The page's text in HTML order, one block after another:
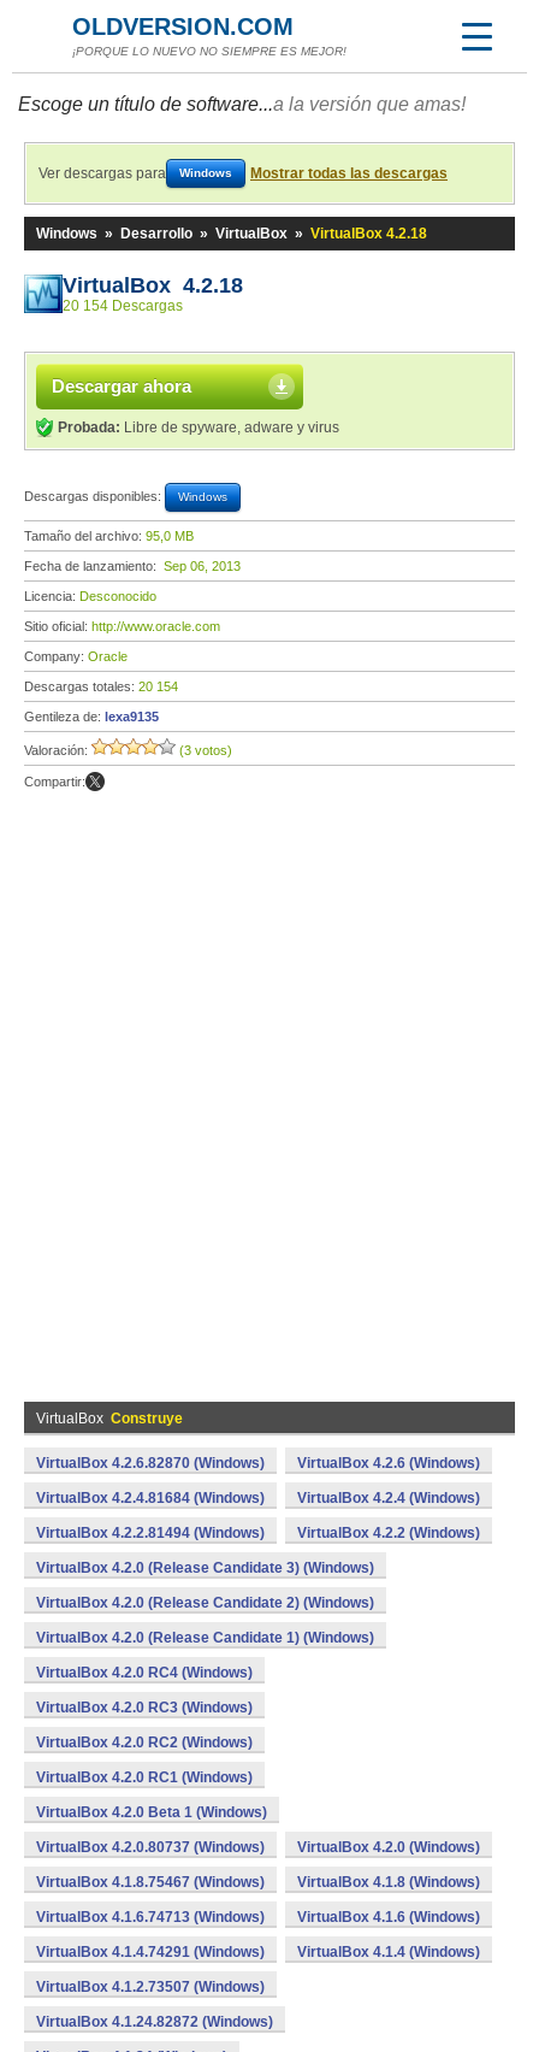
OLDVERSION.COM
¡PORQUE LO NUEVO NO SIEMPRE ES MEJOR!
Escoge un título de software...a la versión que amas!
Ver descargas para Windows Mostrar todas las descargas
Windows » Desarrollo » VirtualBox » VirtualBox 4.2.18
VirtualBox 4.2.18
20 154 Descargas
Descargar ahora
Probada: Libre de spyware, adware y virus
Descargas disponibles: Windows
Tamaño del archivo: 95,0 MB
Fecha de lanzamiento: Sep 06, 2013
Licencia: Desconocido
Sitio oficial: http://www.oracle.com
Company: Oracle
Descargas totales: 20 154
Gentileza de: lexa9135
Valoración: (3 votos)
Compartir:
VirtualBox Construye
VirtualBox 4.2.6.82870 (Windows) VirtualBox 4.2.6 (Windows)
VirtualBox 4.2.4.81684 (Windows) VirtualBox 4.2.4 (Windows)
VirtualBox 4.2.2.81494 (Windows) VirtualBox 4.2.2 (Windows)
VirtualBox 4.2.0 (Release Candidate 3) (Windows)
VirtualBox 4.2.0 (Release Candidate 2) (Windows)
VirtualBox 4.2.0 (Release Candidate 1) (Windows)
VirtualBox 4.2.0 RC4 (Windows)
VirtualBox 4.2.0 RC3 (Windows)
VirtualBox 4.2.0 RC2 (Windows)
VirtualBox 4.2.0 RC1 (Windows)
VirtualBox 4.2.0 Beta 1 (Windows)
VirtualBox 4.2.0.80737 (Windows) VirtualBox 4.2.0 (Windows)
VirtualBox 4.1.8.75467 (Windows) VirtualBox 4.1.8 (Windows)
VirtualBox 4.1.6.74713 (Windows) VirtualBox 4.1.6 (Windows)
VirtualBox 4.1.4.74291 (Windows) VirtualBox 4.1.4 (Windows)
VirtualBox 4.1.2.73507 (Windows)
VirtualBox 4.1.24.82872 (Windows)